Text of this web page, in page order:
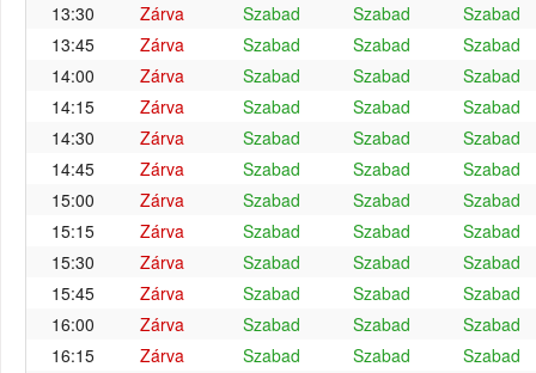
13:30
Zárva Szabad Szabad
Szabad
13:45
Zárva Szabad Szabad
Szabad
14:00
Zárva Szabad Szabad
Szabad
14:15
Zárva Szabad Szabad
Szabad
14:30
Zárva Szabad Szabad
Szabad
14:45
Zárva Szabad Szabad
Szabad
15:00
Zárva Szabad Szabad
Szabad
15:15
Zárva Szabad Szabad
Szabad
15:30
Zárva Szabad Szabad
Szabad
15:45
Zárva Szabad Szabad
Szabad
16:00
Zárva Szabad Szabad
Szabad
16:15
Zárva Szabad Szabad Szabad